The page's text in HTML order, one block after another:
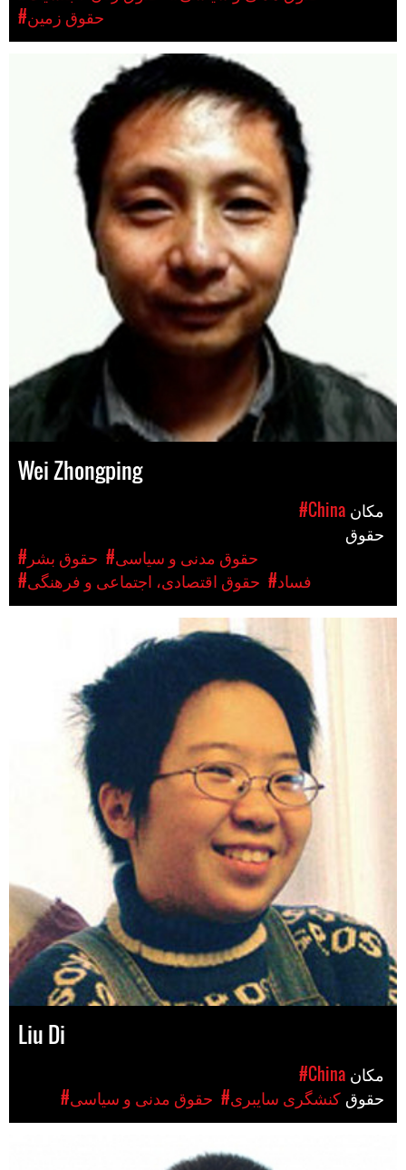
#حقوق زمین
Wei Zhongping
#China
#حقوق بشر
#حقوق مدنی و سیاسی
#حقوق اقتصادی، اجتماعی و فرهنگی
#فساد
Liu Di
#China
#حقوق مدنی و سیاسی #کنشگری سایبری